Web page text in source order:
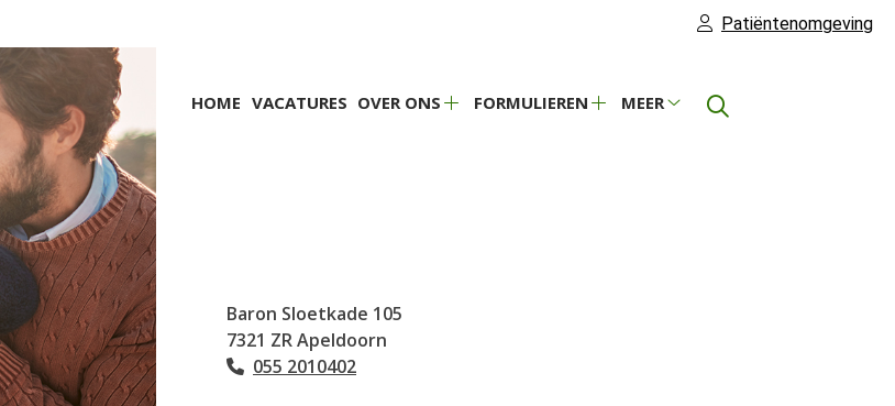
Patiëntenomgeving
Hoofdmenu
HOME VACATURES OVER ONS FORMULIEREN MEER
Baron Sloetkade 105
7321 ZRApeldoorn
Tel:
055 2010402